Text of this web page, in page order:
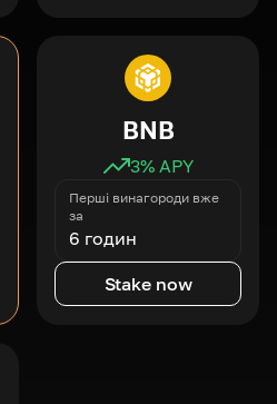
BNB
3% APY
Перші винагороди вже
за
6 годин
Stake now